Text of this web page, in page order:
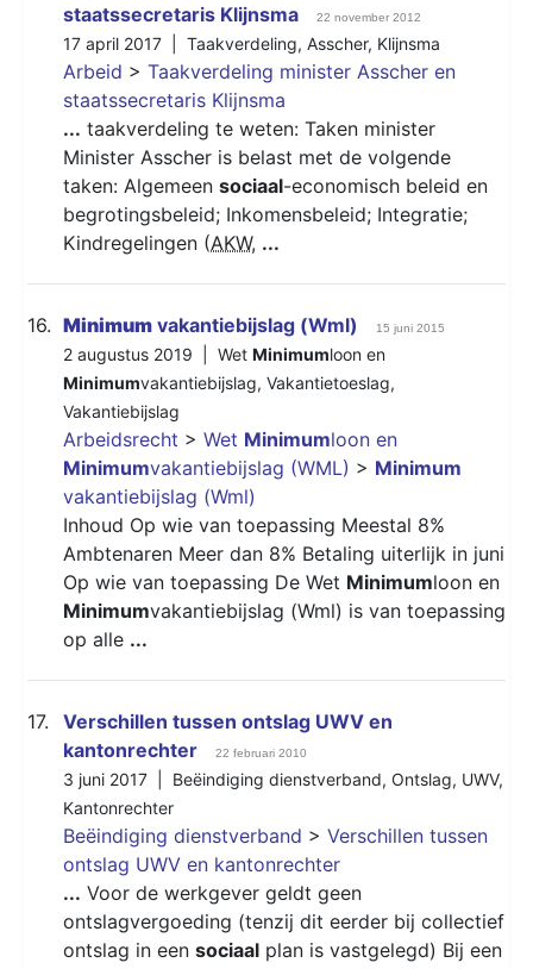
staatssecretaris Klijnsma
22 november 2012
17 april 2017 | Taakverdeling, Asscher, Klijnsma
Arbeid > Taakverdeling minister Asscher en
staatssecretaris Klijnsma
... taakverdeling te weten: Taken minister
Minister Asscher is belast met de volgende
taken: Algemeen sociaal-economisch beleid en
begrotingsbeleid; Inkomensbeleid; Integratie;
Kindregelingen (AKW, ...
16. Minimum vakantiebijslag (Wml) 15 juni 2015
2 augustus 2019 | Wet Minimumloon en
Minimumvakantiebijslag, Vakantietoeslag,
Vakantiebijslag
Arbeidsrecht > Wet Minimumloon en
Minimumvakantiebijslag (WML) > Minimum
vakantiebijslag (Wml)
Inhoud Op wie van toepassing Meestal 8%
Ambtenaren Meer dan 8% Betaling uiterlijk in juni
Op wie van toepassing De Wet Minimumloon en
Minimumvakantiebijslag (Wml) is van toepassing
op alle ...
17.
Verschillen tussen ontslag UWV en
kantonrechter
22 februari 2010
3 juni 2017 | Beëindiging dienstverband, Ontslag, UWV,
Kantonrechter
Beëindiging dienstverband > Verschillen tussen
ontslag UWV en kantonrechter
... Voor de werkgever geldt geen
ontslagvergoeding (tenzij dit eerder bij collectief
ontslag in een sociaal plan is vastgelegd) Bij een